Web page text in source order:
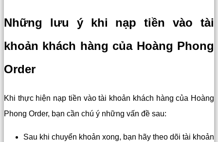
Những lưu ý khi nạp tiền vào tài
khoản khách hàng của Hoàng Phong
Order
Khi thực hiện nạp tiền vào tài khoản khách hàng của Hoàng
Phong Order, bạn cần chú ý những vấn đề sau:
Sau khi chuyển khoản xong, bạn hãy theo dõi tài khoản